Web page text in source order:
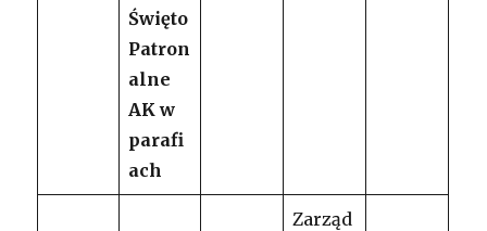
Święto
Patron
alne
AK w
parafi
ach
Zarząd